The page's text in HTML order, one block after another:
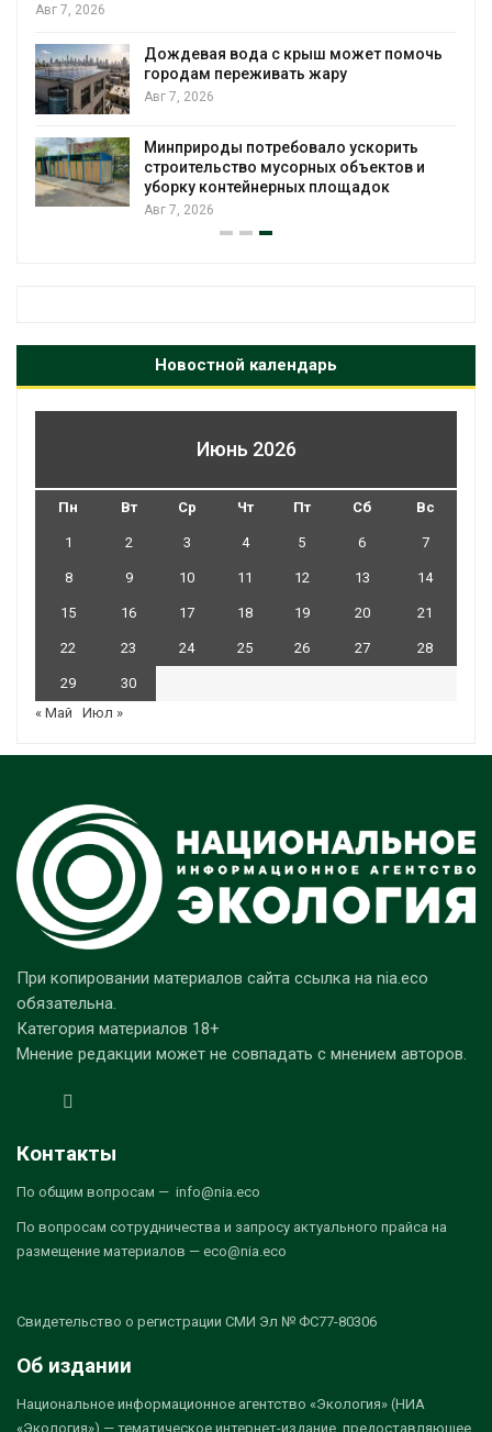
Авг 7, 2026
Дождевая вода с крыш может помочь
городам переживать жару
Авг 7, 2026
Минприроды потребовало ускорить
строительство мусорных объектов и
уборку контейнерных площадок
Авг 7, 2026
Новостной календарь
Июнь 2026
Пн Вт Ср Чт Пт Сб Вс
1 2 3 4 5 6 7
8 9 10 11 12 13 14
15 16 17 18 19 20 21
22 23 24 25 26 27 28
29
30
« Май
Июл »
При копировании материалов сайта ссылка на nia.eco
обязательна.
Категория материалов 18+
Мнение редакции может не совпадать с мнением авторов.
Контакты
По общим вопросам — info@nia.eco
По вопросам сотрудничества и запросу актуального прайса на
размещение материалов — eco@nia.eco
Свидетельство о регистрации СМИ Эл № ФС77-80306
Об издании
Национальное информационное агентство «Экология» (НИА
«Экология») — тематическое интернет-издание, предоставляющее